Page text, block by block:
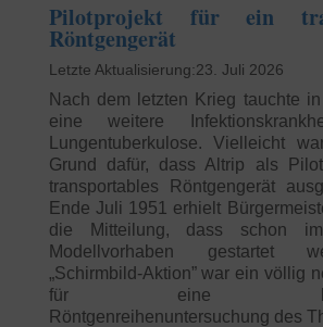
Pilotprojekt für ein
Röntgengerät
23. Juli 2026
Nach dem letzten Krieg tauchte
eine weitere
Lungentuberkulose. Vielleicht
Grund dafür, dass Altrip als
transportables Röntgengerät
Ende Juli 1951 erhielt
die Mitteilung, dass schon
Modellvorhaben gestartet
„Schirmbild-Aktion” war ein völlig
für eine
Röntgenreihenuntersuchung des